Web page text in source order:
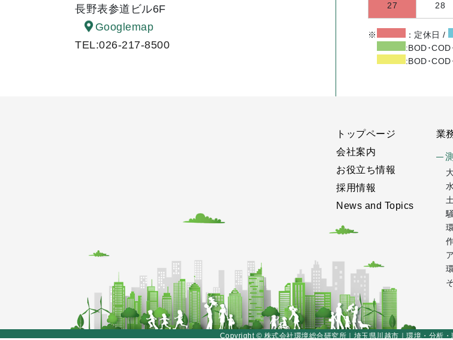
長野表参道ビル6F
Googlemap
TEL:026-217-8500
27 28
※ ：定休日 /
:BOD･
:BOD･
トップページ
会社案内
お役立ち情報
採用情報
News and Topics
業
Copyright © 株式会社環境総合研究所｜埼玉県川越市｜環境・分析